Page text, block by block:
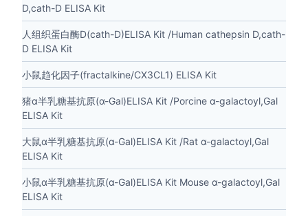
D,cath-D ELISA Kit
人组织蛋白酶D(cath-D)ELISA Kit /Human cathepsin D,cath-
D ELISA Kit
小鼠趋化因子(fractalkine/CX3CL1) ELISA Kit
猪α半乳糖基抗原(α-Gal)ELISA Kit /Porcine α-galactoyl,Gal
ELISA Kit
大鼠α半乳糖基抗原(α-Gal)ELISA Kit /Rat α-galactoyl,Gal
ELISA Kit
小鼠α半乳糖基抗原(α-Gal)ELISA Kit Mouse α-galactoyl,Gal
ELISA Kit